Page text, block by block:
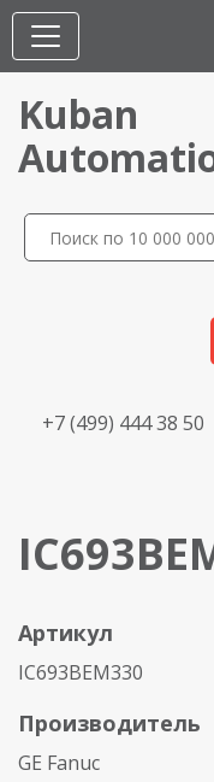
Kuban
+7 (499) 444 38 50
Артикул
IC693BEM330
Производитель
GE Fanuc